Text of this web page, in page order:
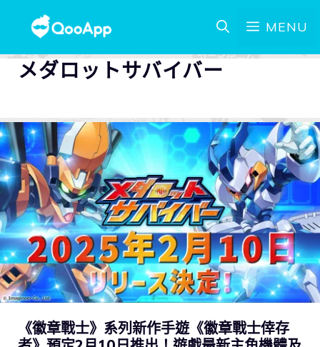
MENU
メダロットサバイバー
《徽章戰士》系列新作手遊《徽章戰士倖存